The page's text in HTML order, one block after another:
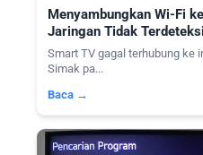
Menyambungkan Wi-Fi
Jaringan Tidak Terdeteksi
Smart TV gagal terhubung ke
Simak pa...
Baca →